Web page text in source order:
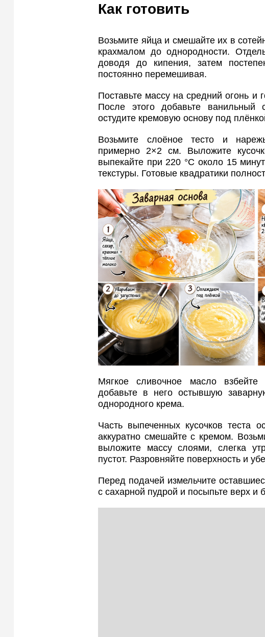
Как готовить
Возьмите яйца и смешайте их в
крахмалом до однородности.
доводя до кипения, затем
постоянно перемешивая.
Поставьте массу на средний огонь и
После этого добавьте ванильный
остудите кремовую основу под
Возьмите слоёное тесто и
примерно 2×2 см. Выложите
выпекайте при 220 °C около 15
текстуры. Готовые квадратики
Мягкое сливочное масло
добавьте в него остывшую
однородного крема.
Часть выпеченных кусочков теста
аккуратно смешайте с кремом.
выложите массу слоями, слегка
пустот. Разровняйте поверхность и
Перед подачей измельчите
с сахарной пудрой и посыпьте верх и